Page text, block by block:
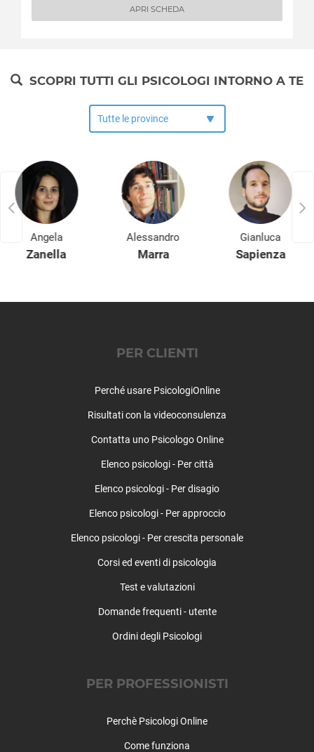
APRI SCHEDA
SCOPRI TUTTI GLI PSICOLOGI INTORNO A TE
Angela
Zanella
Alessandro
Marra
Gianluca
Sapienza
PER CLIENTI
Perché usare PsicologiOnline
Risultati con la videoconsulenza
Contatta uno Psicologo Online
Elenco psicologi - Per città
Elenco psicologi - Per disagio
Elenco psicologi - Per approccio
Elenco psicologi - Per crescita personale
Corsi ed eventi di psicologia
Test e valutazioni
Domande frequenti - utente
Ordini degli Psicologi
PER PROFESSIONISTI
Perchè Psicologi Online
Come funziona